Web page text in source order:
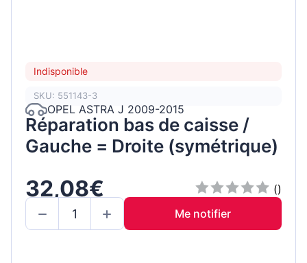
Indisponible
SKU: 551143-3
OPEL ASTRA J 2009-2015
Réparation bas de caisse /
Gauche = Droite (symétrique)
32,08€
()
Me notifier